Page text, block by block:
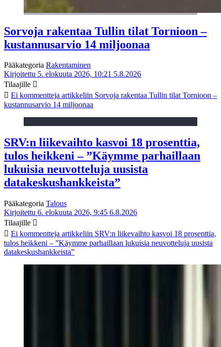
Sorvoja rakentaa Tullin tilat Tornioon –
kustannusarvio 14 miljoonaa
Pääkategoria Rakentaminen
Kirjoitettu 5. elokuuta 2026, 10:21 5.8.2026
Tilaajille
Ei kommentteja artikkeliin Sorvoja rakentaa Tullin tilat Tornioon –
kustannusarvio 14 miljoonaa
SRV:n liikevaihto kasvoi 18 prosenttia,
tulos heikkeni – ”Käymme parhaillaan
lukuisia neuvotteluja uusista
datakeskushankkeista”
Pääkategoria Talous
Kirjoitettu 6. elokuuta 2026, 9:45 6.8.2026
Tilaajille
Ei kommentteja artikkeliin SRV:n liikevaihto kasvoi 18 prosenttia,
tulos heikkeni – ”Käymme parhaillaan lukuisia neuvotteluja uusista
datakeskushankkeista”